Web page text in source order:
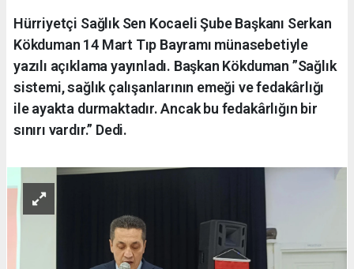
Hürriyetçi Sağlık Sen Kocaeli Şube Başkanı Serkan
Kökduman 14 Mart Tıp Bayramı münasebetiyle
yazılı açıklama yayınladı. Başkan Kökduman ”Sağlık
sistemi, sağlık çalışanlarının emeği ve fedakârlığı
ile ayakta durmaktadır. Ancak bu fedakârlığın bir
sınırı vardır.” Dedi.